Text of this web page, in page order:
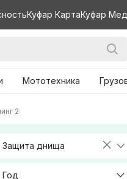
Куфар КартаКуфар
Мототехника
2
Защита днища
Год